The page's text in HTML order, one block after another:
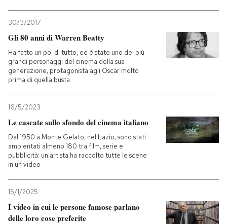
30/3/2017
Gli 80 anni di Warren Beatty
Ha fatto un po' di tutto, ed è stato uno dei più
grandi personaggi del cinema della sua
generazione, protagonista agli Oscar molto
prima di quella busta
16/5/2023
Le cascate sullo sfondo del cinema italiano
Dal 1950 a Monte Gelato, nel Lazio, sono stati
ambientati almeno 180 tra film, serie e
pubblicità: un artista ha raccolto tutte le scene
in un video
15/1/2025
I video in cui le persone famose parlano
delle loro cose preferite